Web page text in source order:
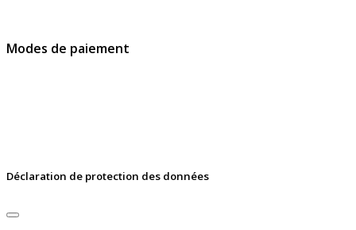
Modes de paiement
Déclaration de protection des données